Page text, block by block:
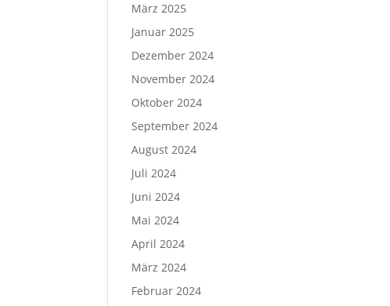
März 2025
Januar 2025
Dezember 2024
November 2024
Oktober 2024
September 2024
August 2024
Juli 2024
Juni 2024
Mai 2024
April 2024
März 2024
Februar 2024